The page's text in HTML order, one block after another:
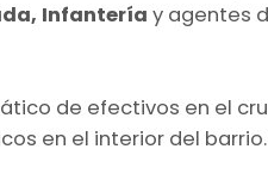
Infantería y agentes
de efectivos en el
en el interior del barrio.